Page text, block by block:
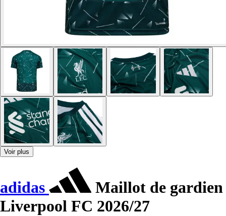
Voir plus
adidas
Maillot de gardien
Liverpool FC 2026/27